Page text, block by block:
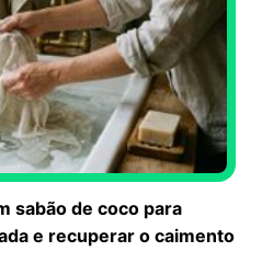
sabão de coco para
e recuperar o caimento